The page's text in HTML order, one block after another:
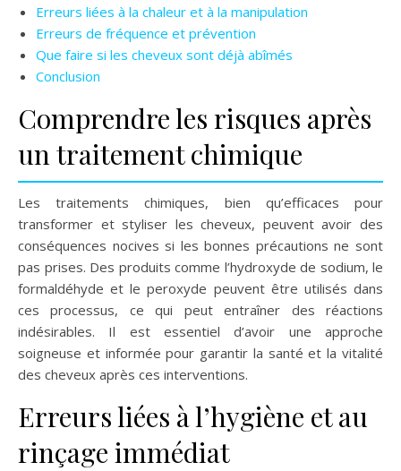
Erreurs liées à la chaleur et à la manipulation
Erreurs de fréquence et prévention
Que faire si les cheveux sont déjà abîmés
Conclusion
Comprendre les risques après
un traitement chimique
Les traitements chimiques, bien qu’efficaces pour
transformer et styliser les cheveux, peuvent avoir des
conséquences nocives si les bonnes précautions ne sont
pas prises. Des produits comme l’hydroxyde de sodium, le
formaldéhyde et le peroxyde peuvent être utilisés dans
ces processus, ce qui peut entraîner des réactions
indésirables. Il est essentiel d’avoir une approche
soigneuse et informée pour garantir la santé et la vitalité
des cheveux après ces interventions.
Erreurs liées à l’hygiène et au
rinçage immédiat